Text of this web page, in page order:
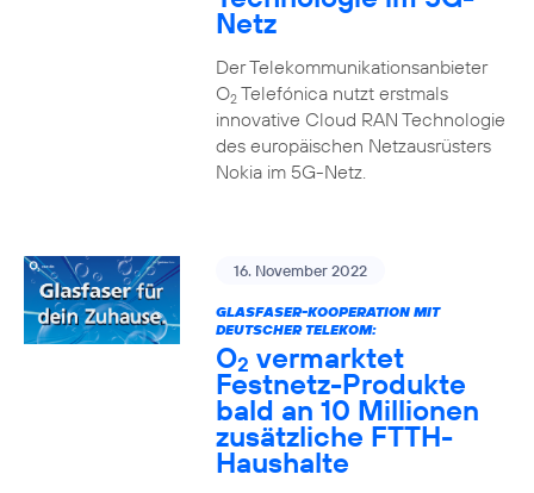
Netz
Der Telekommunikationsanbieter
O2Telefónica nutzt erstmals
innovative Cloud RAN Technologie
des europäischen Netzausrüsters
Nokia im 5G-Netz.
16. November 2022
GLASFASER-KOOPERATION MIT
DEUTSCHER TELEKOM:
O2 vermarktet
Festnetz-Produkte
bald an 10 Millionen
zusätzliche FTTH-
Haushalte